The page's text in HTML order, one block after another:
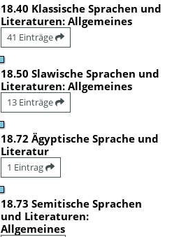
18.40 Klassische Sprachen und
Literaturen: Allgemeines
41 Einträge
18.50 Slawische Sprachen und
Literaturen: Allgemeines
13 Einträge
18.72 Ägyptische Sprache und
Literatur
1 Eintrag
18.73 Semitische Sprachen
und Literaturen:
Allgemeines